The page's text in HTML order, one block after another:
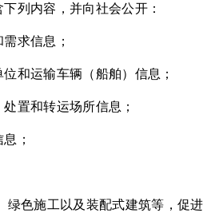
列内容，并向社会公开：
求信息；
位和运输车辆（船舶）信息；
置和转运场所信息；
；
绿色施工以及装配式建筑等，促进